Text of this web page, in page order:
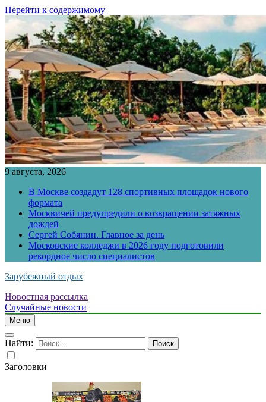
Перейти к содержимому
9 августа, 2026
В Москве создадут 128 спортивных площадок нового
формата
Москвичей предупредили о возвращении затяжных
дождей
Сергей Собянин. Главное за день
Московские колледжи в 2026 году подготовили
рекордное число специалистов
Зарубежный отдых
Новостная рассылка
Случайные новости
Меню
Найти:
Заголовки